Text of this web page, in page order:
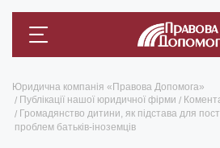
Юридична компанія «Правова Допомога»
Публікації нашої юридичної фірми
Громадянство дитини, як підстава для
проблем батьків-іноземців